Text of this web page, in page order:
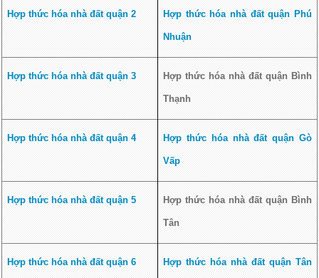
Hợp thức hóa nhà đất quận 2 Hợp thức hóa nhà đất quận Phú
Nhuận
Hợp thức hóa nhà đất quận 3 Hợp thức hóa nhà đất quận Bình
Thạnh
Hợp thức hóa nhà đất quận 4 Hợp thức hóa nhà đất quận Gò
Vấp
Hợp thức hóa nhà đất quận 5 Hợp thức hóa nhà đất quận Bình
Tân
Hợp thức hóa nhà đất quận 6 Hợp thức hóa nhà đất quận Tân